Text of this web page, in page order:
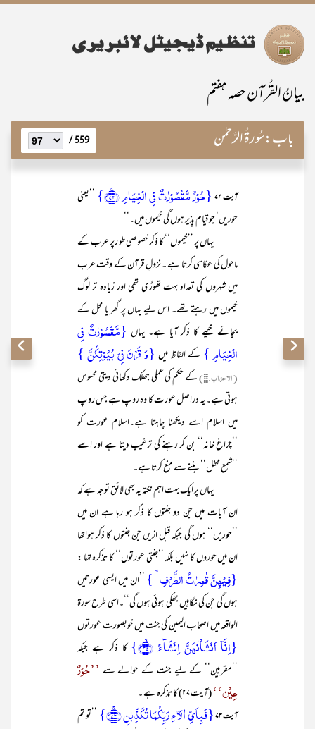
بیانُ القُرآن حصہ ہفتم
باب:سُورۃُ الرَّحمٰن 559 /
آیت ۷۲ {حُوۡرٌ مَّقۡصُوۡرٰتٌ فِی الۡخِیَامِ ﴿ۚ۷۲﴾}
’’یعنی
حوریں‘ جو قیام پذیر ہوں گی خیموں میں۔‘‘
یہاں پر ’’خیموں‘‘ کا ذکر خصوصی طو رپر عرب کے
ماحول کی عکاسی کرتا ہے ۔ نزولِ قرآن کے وقت عرب
میں شہروں کی تعداد بہت تھوڑی تھی اور زیادہ تر لوگ
خیموں میں رہتے تھے۔ اس لیے یہاں پر گھر یا محل کے
بجائے خیمے کا ذکر آیا ہے۔ یہاں {مَّقۡصُوۡرٰتٌ فِی
الۡخِیَامِ } کے الفاظ میں {وَ قَرۡنَ فِیۡ بُیُوۡتِکُنَّ }
(الاحزاب:۳۳)
کے حکم کی عملی جھلک دکھائی دیتی محسوس
ہوتی ہے۔ یہ دراصل عورت کا وہ روپ ہے جس روپ
میں اسلام اسے دیکھنا چاہتا ہے۔اسلام عورت کو
’’چراغ خانہ‘‘ بن کر رہنے کی ترغیب دیتا ہے اور اسے
’’شمع محفل‘‘ بننے سے منع کرتا ہے۔
یہاں پر ایک بہت اہم نکتہ یہ بھی لائق توجہ ہے کہ
ان آیات میں جن دو جنتوں کا ذکر ہو رہا ہے ان میں
’’حوریں‘‘ ہوں گی جبکہ قبل ازیں جن جنتوں کا ذکر ہواتھا
ان میں حوروں کا نہیں بلکہ ’’جنتی عورتوں‘‘ کا تذکرہ تھا :
{فِیۡہِنَّ قٰصِرٰتُ الطَّرۡفِ ۙ } ’’ان میں ایسی عورتیں
ہوں گی جن کی نگاہیں جھکی ہوئی ہوں گی‘‘۔اسی طرح سورۃ
الواقعہ میں اصحاب الیمین کی جنت میں خوبصورت عورتوں
{اِنَّاۤ اَنۡشَاۡنٰہُنَّ اِنۡشَآءً ﴿ۙ۳۵﴾}
کا ذکر ہے جبکہ
’’مقربین‘‘ کے لیے جنت کے حوالے سے ’’حُوْرٌ
عِیْن‘‘(آیت۲۷) کا تذکرہ ہے ۔
آیت ۷۳ {فَبِاَیِّ اٰلَآءِ رَبِّکُمَا تُکَذِّبٰنِ ﴿ۚ۷۳﴾}
’’تو تم